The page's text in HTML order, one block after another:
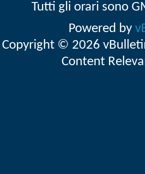
Tutti gli orari sono
Powered by
Copyright © 2026
Content